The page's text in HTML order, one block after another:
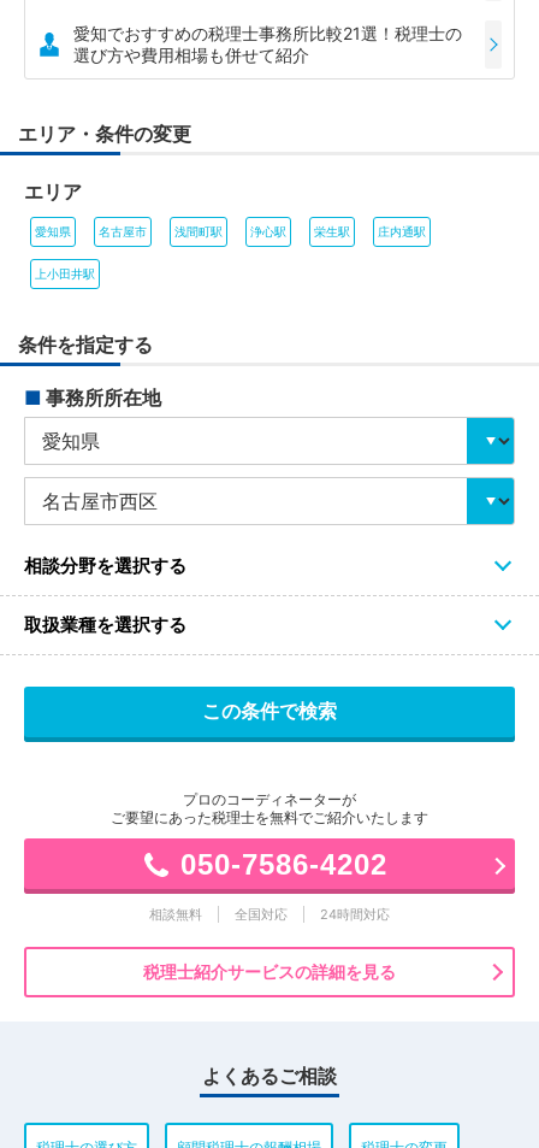
愛知でおすすめの税理士事務所比較21選！税理士の
選び方や費用相場も併せて紹介
エリア・条件の変更
エリア
愛知県 名古屋市 浅間町駅 浄心駅 栄生駅 庄内通駅
上小田井駅
条件を指定する
■ 事務所所在地
相談分野を選択する
取扱業種を選択する
プロのコーディネーターが
ご要望にあった税理士を無料でご紹介いたします
050-7586-4202
相談無料 全国対応 24時間対応
税理士紹介サービスの詳細を見る
よくあるご相談